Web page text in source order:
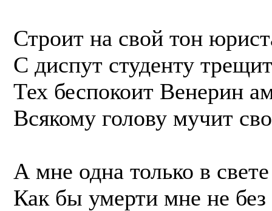
Строит на свой тон
С диспут студенту
Тех беспокоит Венерин
Всякому голову мучит
А мне одна только в
Как бы умерти мне не